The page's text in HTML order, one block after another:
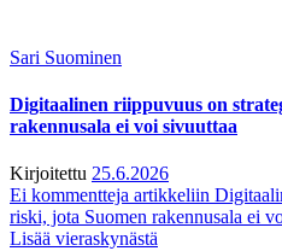
Sari Suominen
Digitaalinen riippuvuus on
rakennusala ei voi sivuuttaa
Kirjoitettu 25.6.2026
Ei kommentteja artikkeliin
riski, jota Suomen rakennusala ei
Lisää vieraskynästä